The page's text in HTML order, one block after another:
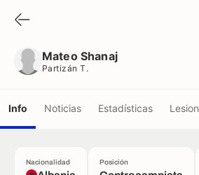
Mateo Shanaj
Partizán T.
Info Noticias Estadísticas
Nacionalidad Posición